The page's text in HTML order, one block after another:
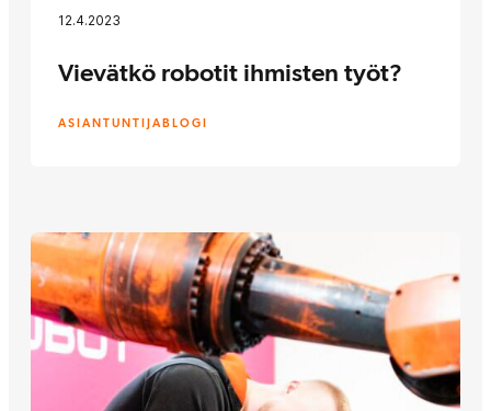
12.4.2023
ASIANTUNTIJABLOGI
Vievätkö robotit ihmisten työt?